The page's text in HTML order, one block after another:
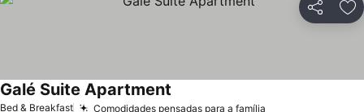
Partilhar
Bed & Breakfast Comodidades pensadas para a família
Galé Suite Apartment